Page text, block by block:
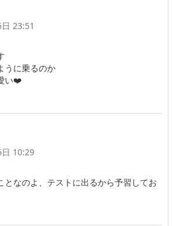
23:51
うに乗るのか
い❤️
10:29
となのよ、テストに出るから予習してお